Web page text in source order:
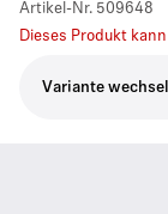
Artikel-Nr. 509648
Dieses Produkt
Variante